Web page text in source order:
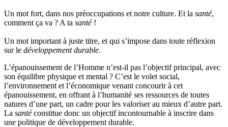
Un mot fort, dans nos préoccupations et notre culture. Et la santé,
comment ça va ? A ta santé!
Un mot important à juste titre, et qui s’impose dans toute réflexion
sur le développement durable.
L’épanouissement de l’Homme n’est-il pas l’objectif principal, avec
son équilibre physique et mental ? C’est le volet social,
l’environnement et l’économique venant concourir à cet
épanouissement, en offrant à l’humanité ses ressources de toutes
natures d’une part, un cadre pour les valoriser au mieux d’autre part.
La santéconstitue donc un objectif incontournable à inscrire dans
une politique de développement durable.